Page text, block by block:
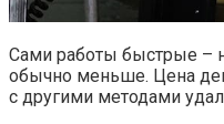
Сами работы быстрые –
обычно меньше. Цена
с другими методами